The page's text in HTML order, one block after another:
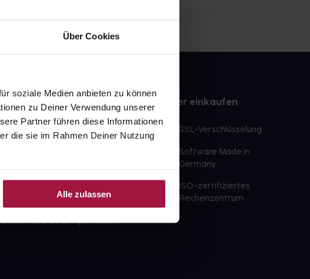
Über Cookies
soziale Medien anbieten zu können
zu Deiner Verwendung unserer
Partner führen diese Informationen
die sie im Rahmen Deiner Nutzung
Alle zulassen
Vorteile
sofort abholbereit
Freie Wahl der Apotheke
Große Auswahl an Apotheken
Sicher einkaufen
SSL-Verschlüsselung
Software Made in
Germany
ISO-zertifiziertes
Rechenzentrum